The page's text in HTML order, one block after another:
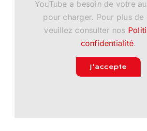
YouTube a besoin de votre
pour charger. Pour plus de
veuillez consulter nos
confidentialité.
J'accepte